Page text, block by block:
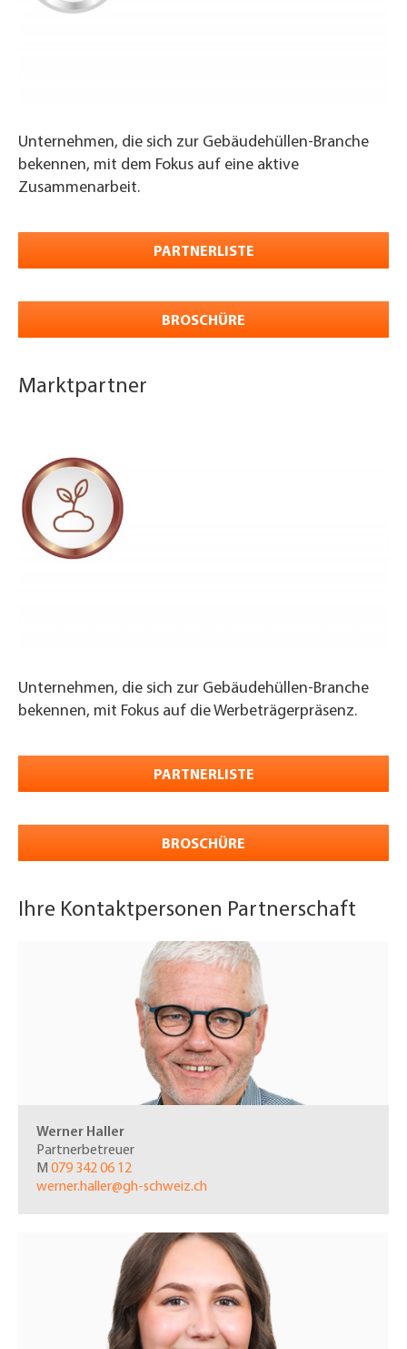
Unternehmen, die sich zur Gebäudehüllen-Branche
bekennen, mit dem Fokus auf eine aktive
Zusammenarbeit.
PARTNERLISTE
BROSCHÜRE
Marktpartner
Unternehmen, die sich zur Gebäudehüllen-Branche
bekennen, mit Fokus auf die Werbeträgerpräsenz.
PARTNERLISTE
BROSCHÜRE
Ihre Kontaktpersonen Partnerschaft
Werner Haller
Partnerbetreuer
M 079 342 06 12
werner.haller@gh-schweiz.ch